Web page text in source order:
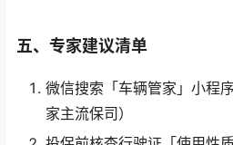
五、专家建议清单
微信搜索「车辆管家」小程
家主流保司）